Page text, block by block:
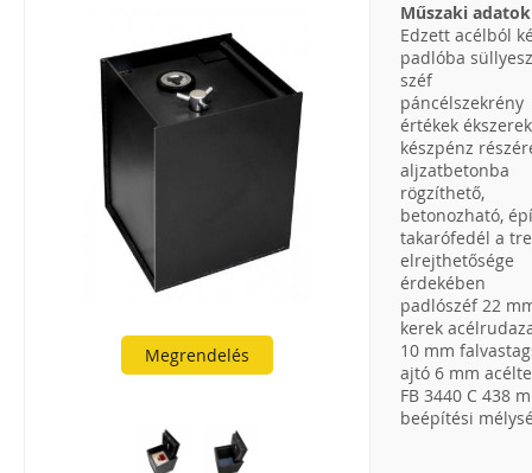
Megrendelés
Műszaki adatok
Edzett acélból
padlóba
széf
páncélszekrény
értékek ékszerek
készpénz
aljzatbetonba
rögzíthető,
betonozható,
takarófedél a
elrejthetősége
érdekében
padlószéf 22
kerek
10 mm
ajtó 6 mm
FB 3440 C 438
beépítési